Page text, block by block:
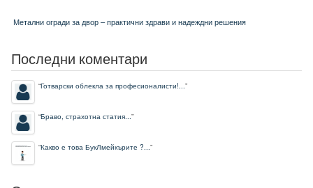
Метални огради за двор – практични здрави и надеждни решения
Последни коментари
“Готварски облекла за професионалисти!...”
“Браво, страхотна статия...”
“Какво е това БукЛмейкърите ?...”